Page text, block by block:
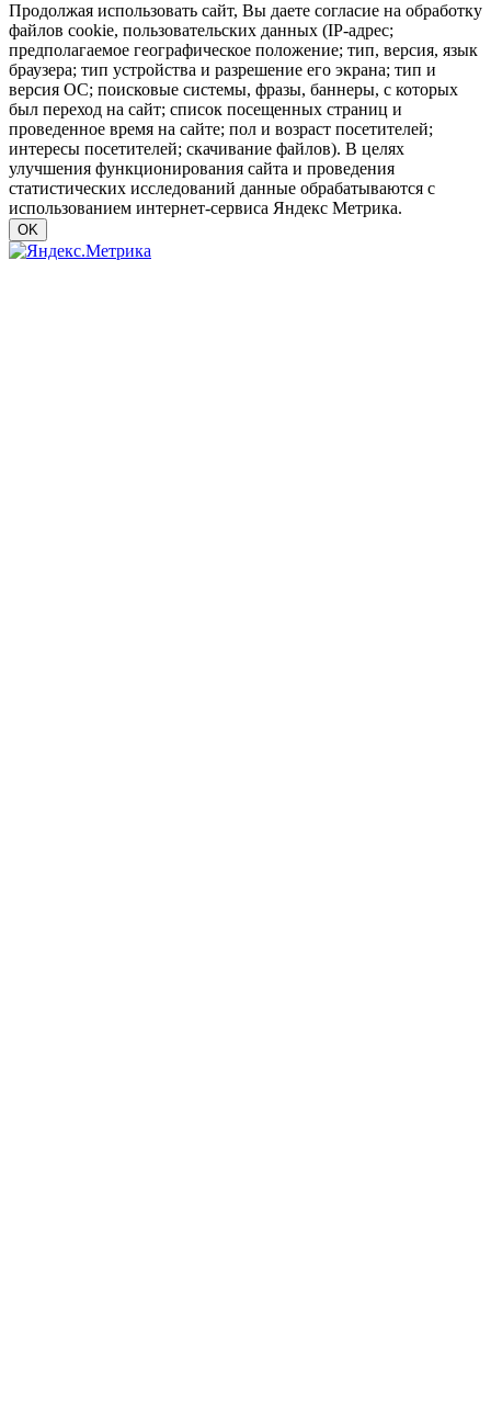
Продолжая использовать сайт, Вы даете согласие на обработку
файлов cookie, пользовательских данных (IP-адрес;
предполагаемое географическое положение; тип, версия, язык
браузера; тип устройства и разрешение его экрана; тип и
версия ОС; поисковые системы, фразы, баннеры, с которых
был переход на сайт; список посещенных страниц и
проведенное время на сайте; пол и возраст посетителей;
интересы посетителей; скачивание файлов). В целях
улучшения функционирования сайта и проведения
статистических исследований данные обрабатываются с
использованием интернет-сервиса Яндекс Метрика.
OK